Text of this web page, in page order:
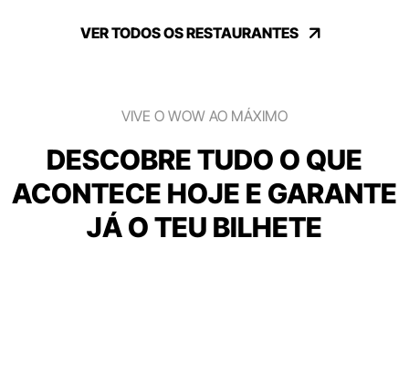
VER TODOS OS RESTAURANTES
VIVE O WOW AO MÁXIMO
DESCOBRE TUDO O QUE
ACONTECE HOJE E GARANTE
JÁ O TEU BILHETE